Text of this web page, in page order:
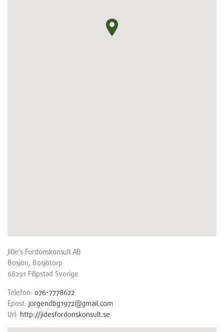
JiDe’s Fordonskonsult AB
Bosjön, Bosjötorp
68291 Filipstad Sverige
Telefon: 076-7778622
Epost: jorgendbg1972@gmail.com
Url: http://jidesfordonskonsult.se